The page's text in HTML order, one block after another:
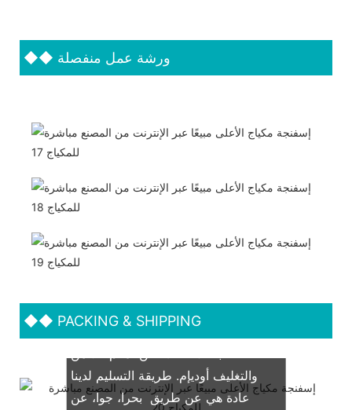
◆◆ ورشة عمل منفصلة
◆◆ PACKING & SHIPPING
والتغليف أوديإم. طريقة التسليم لدينا
عادة هي عن طريق بحرا، جوا، عن